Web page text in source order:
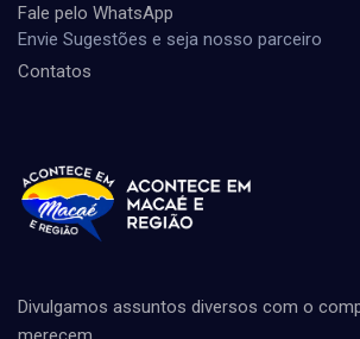
Fale pelo WhatsApp
Envie Sugestões e seja nosso parceiro
Contatos
Divulgamos assuntos diversos com o